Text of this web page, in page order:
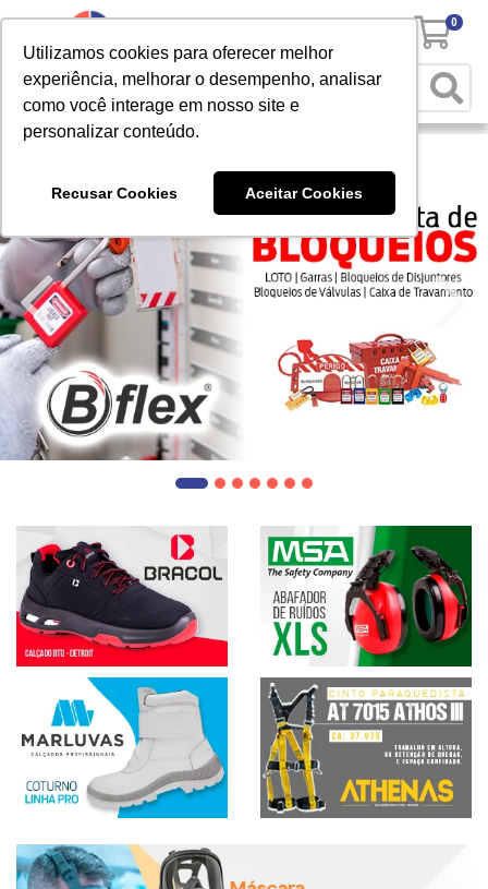
Utilizamos cookies para oferecer melhor
experiência, melhorar o desempenho, analisar
como você interage em nosso site e
personalizar conteúdo.
Recusar Cookies Aceitar Cookies
0